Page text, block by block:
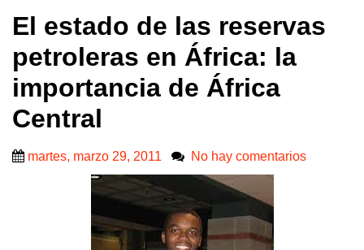
El estado de las reservas
petroleras en África: la
importancia de África
Central
martes, marzo 29, 2011 No hay comentarios